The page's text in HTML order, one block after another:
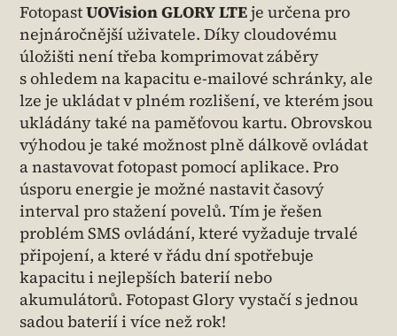
FotopastUOVision GLORY LTEje určena pro
nejnáročnější uživatele. Díky cloudovému
úložišti není třeba komprimovat záběry
s ohledem na kapacitu e-mailové schránky, ale
lze je ukládat v plném rozlišení, ve kterém jsou
ukládány také na paměťovou kartu. Obrovskou
výhodou je také možnost plně dálkově ovládat
a nastavovat fotopast pomocí aplikace. Pro
úsporu energie je možné nastavit časový
interval pro stažení povelů. Tím je řešen
problém SMS ovládání, které vyžaduje trvalé
připojení, a které v řádu dní spotřebuje
kapacitu i nejlepších baterií nebo
akumulátorů. Fotopast Glory vystačí s jednou
sadou baterií i více než rok!